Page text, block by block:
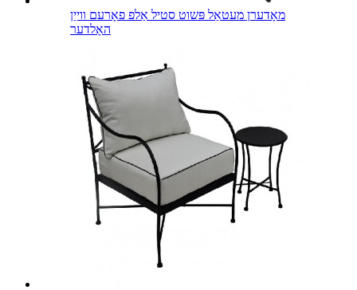
מאָדערן מעטאַל פּשוט סטיל אַלפ פאָרעם ווייַן
האָלדער